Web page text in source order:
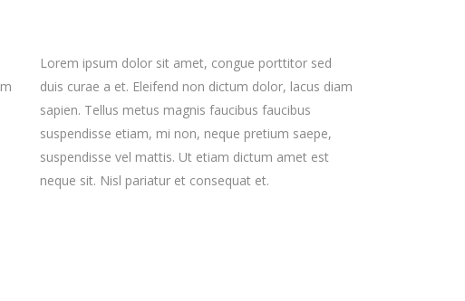
Lorem ipsum dolor sit amet, congue porttitor sed
duis curae a et. Eleifend non dictum dolor, lacus diam
sapien. Tellus metus magnis faucibus faucibus
suspendisse etiam, mi non, neque pretium saepe,
suspendisse vel mattis. Ut etiam dictum amet est
neque sit. Nisl pariatur et consequat et.